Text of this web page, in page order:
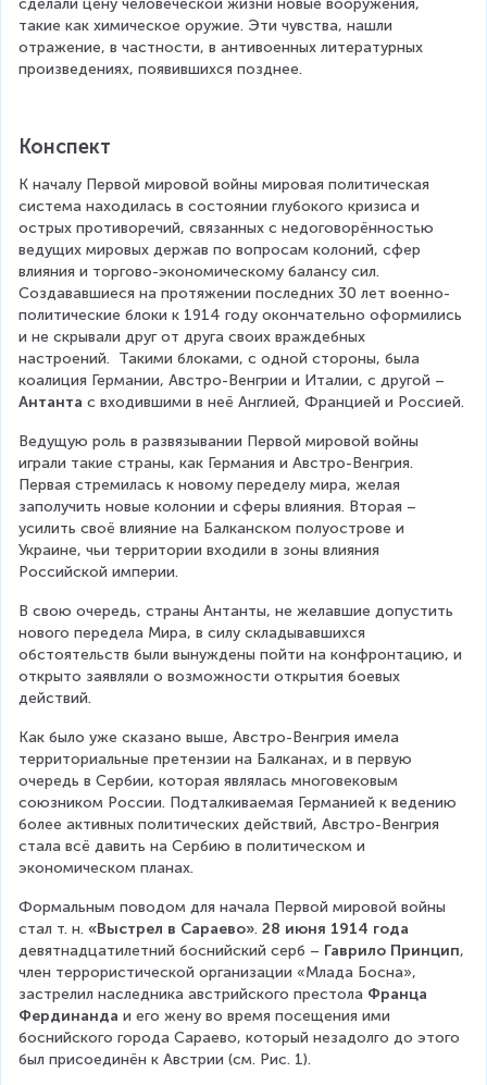
такие как химическое оружие. Эти чувства, нашли
отражение, в частности, в антивоенных литературных
произведениях, появившихся позднее.
Конспект
К началу Первой мировой войны мировая политическая
система находилась в состоянии глубокого кризиса и
острых противоречий, связанных с недоговорённостью
ведущих мировых держав по вопросам колоний, сфер
влияния и торгово-экономическому балансу сил.
Создававшиеся на протяжении последних 30 лет военно-
политические блоки к 1914 году окончательно оформились
и не скрывали друг от друга своих враждебных
настроений.  Такими блоками, с одной стороны, была
коалиция Германии, Австро-Венгрии и Италии, с другой –
Антанта с входившими в неё Англией, Францией и Россией.
Ведущую роль в развязывании Первой мировой войны
играли такие страны, как Германия и Австро-Венгрия.
Первая стремилась к новому переделу мира, желая
заполучить новые колонии и сферы влияния. Вторая –
усилить своё влияние на Балканском полуострове и
Украине, чьи территории входили в зоны влияния
Российской империи.
В свою очередь, страны Антанты, не желавшие допустить
нового передела Мира, в силу складывавшихся
обстоятельств были вынуждены пойти на конфронтацию, и
открыто заявляли о возможности открытия боевых
действий.
Как было уже сказано выше, Австро-Венгрия имела
территориальные претензии на Балканах, и в первую
очередь в Сербии, которая являлась многовековым
союзником России. Подталкиваемая Германией к ведению
более активных политических действий, Австро-Венгрия
стала всё давить на Сербию в политическом и
экономическом планах.
Формальным поводом для начала Первой мировой войны
стал т. н. «Выстрел в Сараево». 28 июня 1914 года
девятнадцатилетний боснийский серб – Гаврило Принцип,
член террористической организации «Млада Босна»,
застрелил наследника австрийского престола Франца
Фердинанда и его жену во время посещения ими
боснийского города Сараево, который незадолго до этого
был присоединён к Австрии (см. Рис. 1).